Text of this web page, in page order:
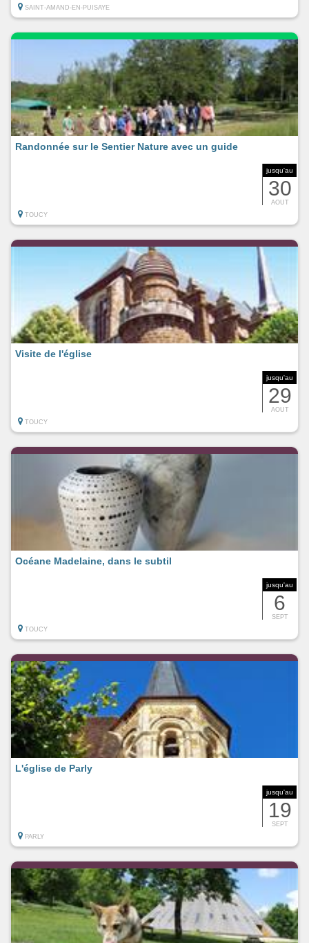
SAINT-AMAND-EN-PUISAYE
jusqu'au
30
AOUT
Randonnée sur le Sentier Nature avec un guide
TOUCY
jusqu'au
29
AOUT
Visite de l'église
TOUCY
jusqu'au
6
SEPT
Océane Madelaine, dans le subtil
TOUCY
jusqu'au
19
SEPT
L'église de Parly
PARLY